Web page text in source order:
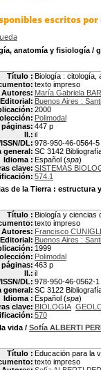
escritos
anatomía y fisiología /
Título : Biología : citología,
texto impreso
Autores: María Gabriela
Editorial: Buenos Aires :
2000
Polimodal
447 p
Il.: il
DL: 978-950-46-0564-5
general: SC 3142
Idioma : Español (spa)
clave: SISTEMAS
574.1
de la Tierra : estructura
Título : Biología y ciencias
texto impreso
Autores: Francisco
Editorial: Buenos Aires :
1999
Polimodal
463 p
Il.: il
DL: 978-950-46-0562-1
general: SC 3122
Idioma : Español (spa)
clave: BIOLOGIA
570
vida / Sofía ALBERTI
Título : Educación para la
texto impreso